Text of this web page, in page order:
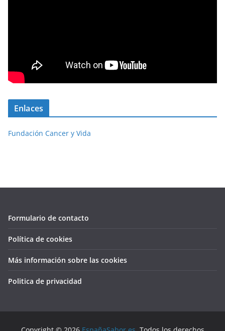
Enlaces
Fundación Cancer y Vida
Formulario de contacto
Política de cookies
Más información sobre las cookies
Politica de privacidad